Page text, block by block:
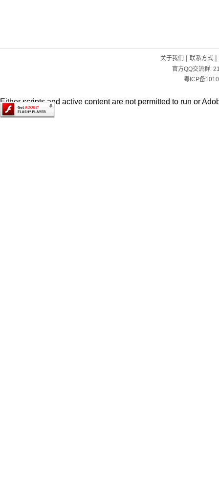
关于我们 | 联系方式|
官方QQ交流群:
粤ICP备
Either scripts and active content are not permitted to run or